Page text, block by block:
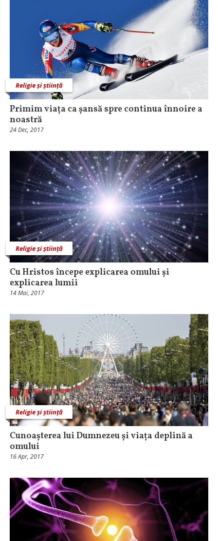
Religie și știință
Primim viața ca șansă spre continua înnoire a
noastră
24 Dec, 2017
Religie și știință
Cu Hristos începe explicarea omului și
explicarea lumii
14 Mai, 2017
Religie și știință
Cunoașterea lui Dumnezeu și viața deplină a
omului
16 Apr, 2017